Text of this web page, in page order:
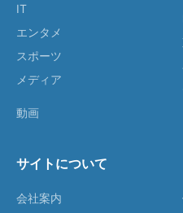
IT
エンタメ
スポーツ
メディア
動画
サイトについて
会社案内